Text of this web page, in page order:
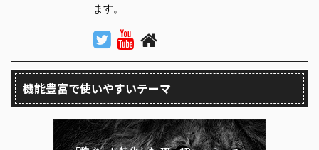
ます。
機能豊富で使いやすいテーマ